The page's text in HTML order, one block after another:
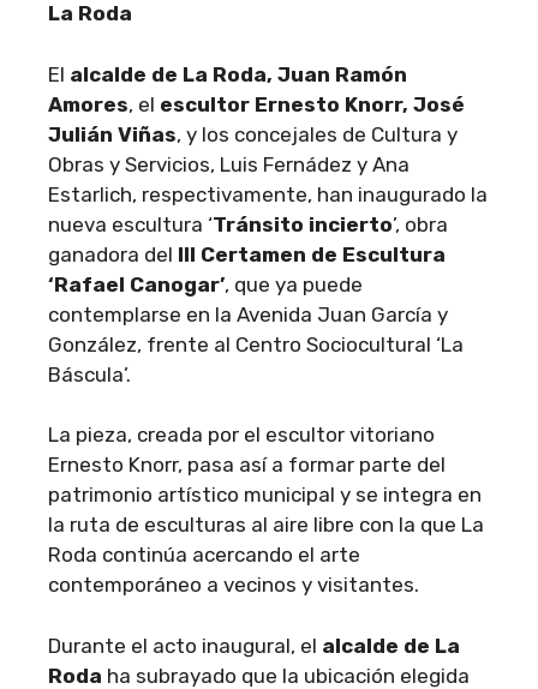
La Roda
El alcalde de La Roda, Juan Ramón
Amores, el escultor Ernesto Knorr, José
Julián Viñas, y los concejales de Cultura y
Obras y Servicios, Luis Fernádez y Ana
Estarlich, respectivamente, han inaugurado la
nueva escultura ‘Tránsito incierto’, obra
ganadora del III Certamen de Escultura
‘Rafael Canogar’, que ya puede
contemplarse en la Avenida Juan García y
González, frente al Centro Sociocultural ‘La
Báscula’.
La pieza, creada por el escultor vitoriano
Ernesto Knorr, pasa así a formar parte del
patrimonio artístico municipal y se integra en
la ruta de esculturas al aire libre con la que La
Roda continúa acercando el arte
contemporáneo a vecinos y visitantes.
Durante el acto inaugural, el alcalde de La
Roda ha subrayado que la ubicación elegida